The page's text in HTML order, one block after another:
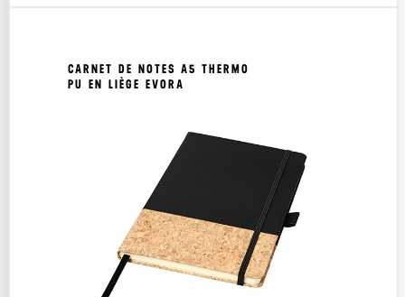
CARNET DE NOTES A5 THERMO
PU EN LIÈGE EVORA